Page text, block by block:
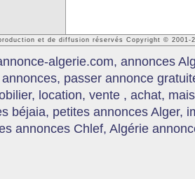
et de diffusion réservés Copyright © 2001-
algerie.com, annonces
passer annonce
location, vente , achat,
béjaia, petites annonces Alger,
annonces Chlef, Algérie